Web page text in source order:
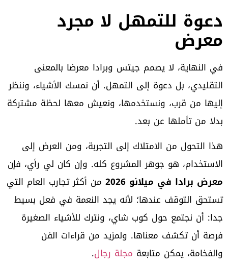
دعوة للتمهل لا مجرد
معرض
في النهاية، لا يصمم جيتس وبرادا معرضا بالمعنى
التقليدي، بل دعوة إلى التمهل. أن نمسك الأشياء، وننظر
إليها من قرب، ونستخدمها، ونعيش معها لحظة مشتركة
بدلا من تأملها عن بعد.
هذا التحول من الامتلاك إلى التجربة، ومن العرض إلى
الاستخدام، هو جوهر المشروع كله. وإن كان لي رأي، فإن
معرض برادا في ميلانو 2026
من أكثر تجارب العام التي
تستحق التوقف عندها؛ لأنه يجد النعمة في فعل بسيط
جدا: أن نجتمع حول كوب شاي، ونترك للأشياء الصغيرة
فرصة أن تكشف معناها. ولمزيد من قراءات الفن
والفخامة، يمكن متابعة مجلة رجال.